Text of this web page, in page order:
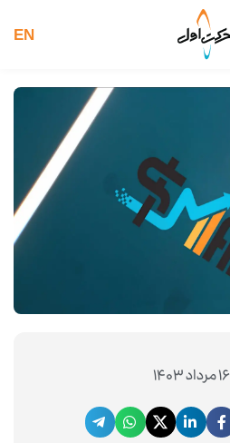
EN
۱۶ مرداد ۱۴۰۳